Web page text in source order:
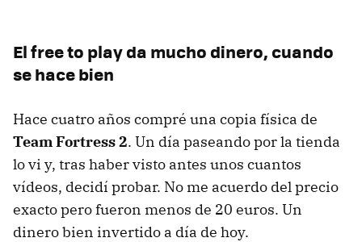
El free to play da mucho dinero, cuando
se hace bien
Hace cuatro años compré una copia física de
Team Fortress 2. Un día paseando por la tienda
lo vi y, tras haber visto antes unos cuantos
vídeos, decidí probar. No me acuerdo del precio
exacto pero fueron menos de 20 euros. Un
dinero bien invertido a día de hoy.